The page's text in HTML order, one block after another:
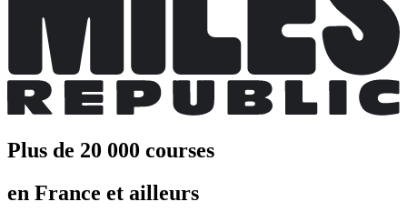
Plus de 20 000 courses
en France et ailleurs